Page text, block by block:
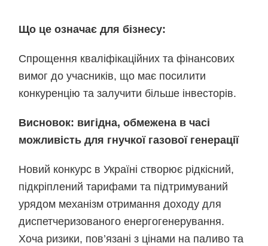
Що це означає для бізнесу:
Спрощення кваліфікаційних та фінансових
вимог до учасників, що має посилити
конкуренцію та залучити більше інвесторів.
Висновок: вигідна, обмежена в часі
можливість для гнучкої газової генерації
Новий конкурс в Україні створює рідкісний,
підкріплений тарифами та підтримуваний
урядом механізм отримання доходу для
диспетчеризованого енергогенерування.
Хоча ризики, пов’язані з цінами на паливо та